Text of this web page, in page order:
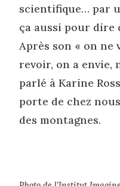
scientifique… par
ça aussi pour dire
Après son « on ne
revoir, on a envie,
parlé à Karine
porte de chez
des montagnes.